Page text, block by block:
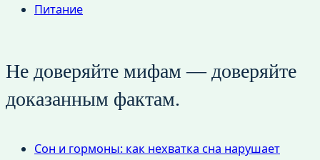
Питание
Не доверяйте мифам — доверяйте
доказанным фактам.
Сон и гормоны: как нехватка сна нарушает